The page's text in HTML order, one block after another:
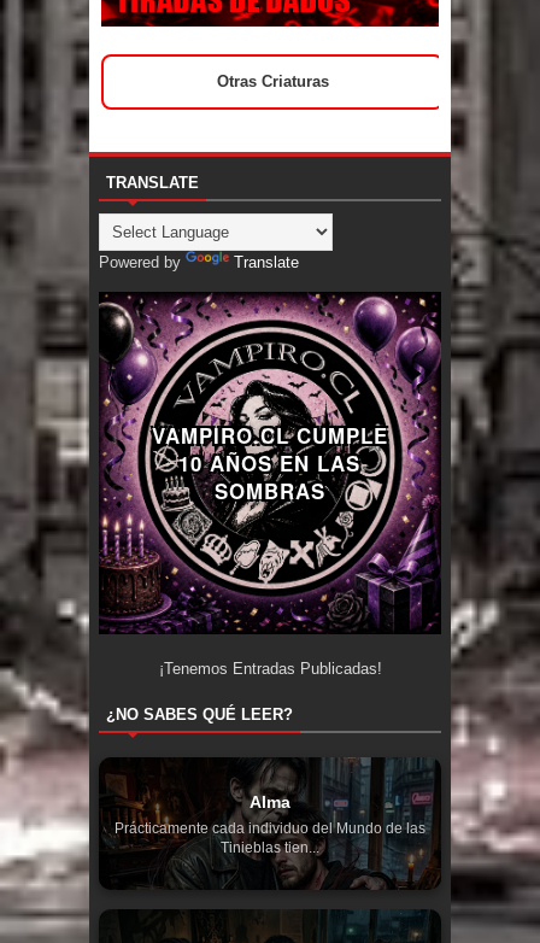
Otras Criaturas
TRANSLATE
Powered by Translate
VAMPIRO.CL CUMPLE
10 AÑOS EN LAS
SOMBRAS
¡Tenemos Entradas Publicadas!
¿NO SABES QUÉ LEER?
Alma
Prácticamente cada individuo del Mundo de las
Tinieblas tien...